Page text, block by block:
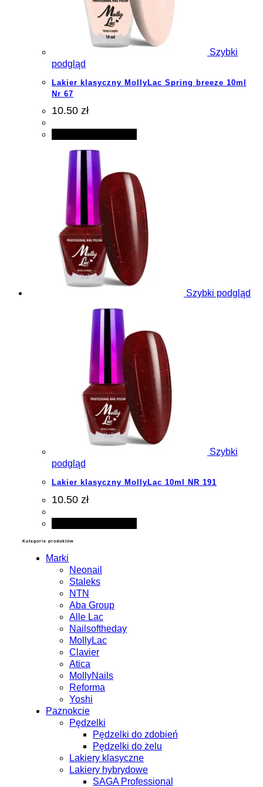
Szybki
podgląd
Lakier klasyczny MollyLac Spring breeze 10ml
Nr 67
10.50 zł
Szybki podgląd
Szybki
podgląd
Lakier klasyczny MollyLac 10ml NR 191
10.50 zł
Kategorie produktów
Marki
Neonail
Staleks
NTN
Aba Group
Alle Lac
Nailsoftheday
MollyLac
Clavier
Atica
MollyNails
Reforma
Yoshi
Paznokcie
Pędzelki
Pędzelki do zdobień
Pędzelki do żelu
Lakiery klasyczne
Lakiery hybrydowe
SAGA Professional